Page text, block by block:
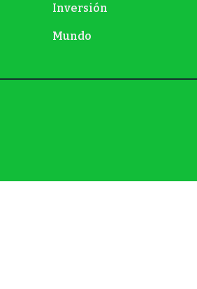
Inversión
Mundo